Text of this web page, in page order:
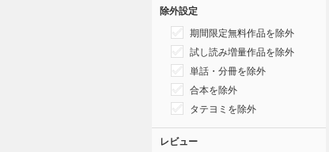
除外設定
期間限定無料作品を除外
試し読み増量作品を除外
単話・分冊を除外
合本を除外
タテヨミを除外
レビュー